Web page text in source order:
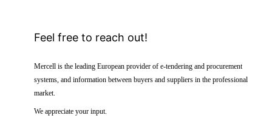
Feel free to reach out!
Mercell is the leading European provider of e-tendering and procurement
systems, and information between buyers and suppliers in the professional
market.
We appreciate your input.